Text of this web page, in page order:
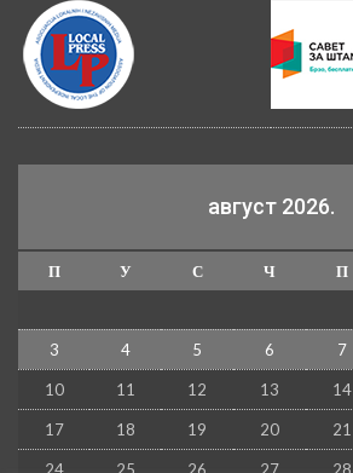
август 2026.
П У С Ч П
3 4 5 6 7
10 11 12 13 14
17 18 19 20 21